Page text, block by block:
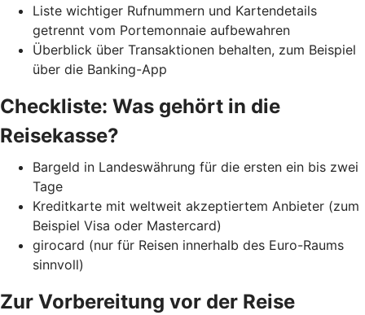
Liste wichtiger Rufnummern und Kartendetails
getrennt vom Portemonnaie aufbewahren
Überblick über Transaktionen behalten, zum Beispiel
über die Banking-App
Checkliste: Was gehört in die
Reisekasse?
Bargeld in Landeswährung für die ersten ein bis zwei
Tage
Kreditkarte mit weltweit akzeptiertem Anbieter (zum
Beispiel Visa oder Mastercard)
girocard (nur für Reisen innerhalb des Euro-Raums
sinnvoll)
Zur Vorbereitung vor der Reise